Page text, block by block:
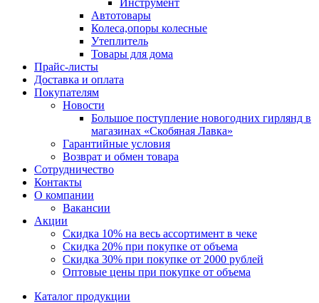
Инструмент
Автотовары
Колеса,опоры колесные
Утеплитель
Товары для дома
Прайс-листы
Доставка и оплата
Покупателям
Новости
Большое поступление новогодних гирлянд в
магазинах «Скобяная Лавка»
Гарантийные условия
Возврат и обмен товара
Сотрудничество
Контакты
О компании
Вакансии
Акции
Скидка 10% на весь ассортимент в чеке
Скидка 20% при покупке от объема
Скидка 30% при покупке от 2000 рублей
Оптовые цены при покупке от объема
Каталог продукции